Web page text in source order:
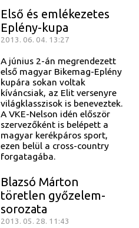
Első és emlékezetes
Eplény-kupa
2013. 06. 04. 13:27
A június 2-án megrendezett
első magyar Bikemag-Eplény
kupára sokan voltak
kíváncsiak, az Elit versenyre
világklasszisok is beneveztek.
A VKE-Nelson idén először
szervezőként is belépett a
magyar kerékpáros sport,
ezen belül a cross-country
forgatagába.
Blazsó Márton
töretlen győzelem-
sorozata
2013. 05. 28. 11:43